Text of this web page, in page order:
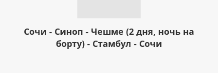
Сочи - Синоп - Чешме (2 дня, ночь на
борту) - Стамбул - Сочи